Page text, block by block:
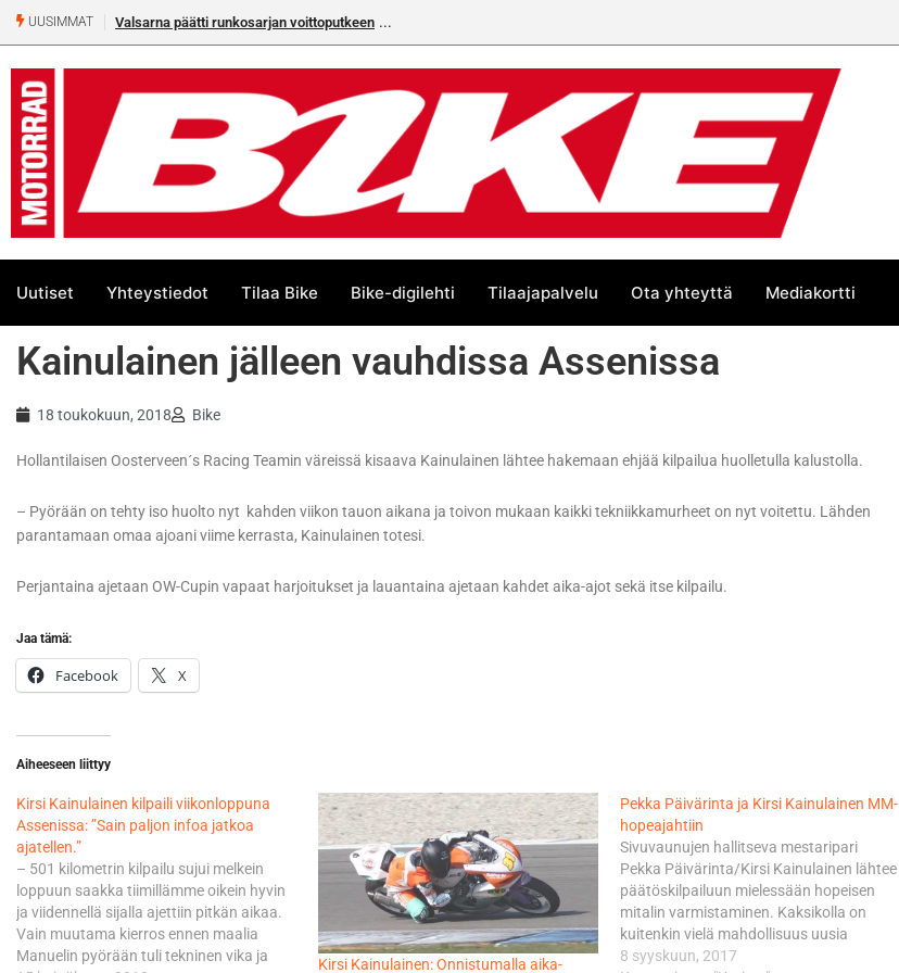
UUSIMMAT Valsarna päätti runkosarjan voittoputkeen
Uutiset Yhteystiedot Tilaa Bike Bike-digilehti Tilaajapalvelu Ota yhteyttä Mediakortti
Kainulainen jälleen vauhdissa Assenissa
18 toukokuun, 2018 Bike
Hollantilaisen Oosterveen´s Racing Teamin väreissä kisaava Kainulainen lähtee hakemaan ehjää kilpailua huolletulla kalustolla.
– Pyörään on tehty iso huolto nyt kahden viikon tauon aikana ja toivon mukaan kaikki tekniikkamurheet on nyt voitettu. Lähden
parantamaan omaa ajoani viime kerrasta, Kainulainen totesi.
Perjantaina ajetaan OW-Cupin vapaat harjoitukset ja lauantaina ajetaan kahdet aika-ajot sekä itse kilpailu.
Jaa tämä:
Facebook X
Aiheeseen liittyy
Kirsi Kainulainen kilpaili viikonloppuna
Assenissa: ”Sain paljon infoa jatkoa
ajatellen.”
– 501 kilometrin kilpailu sujui melkein
loppuun saakka tiimillämme oikein hyvin
ja viidennellä sijalla ajettiin pitkän aikaa.
Vain muutama kierros ennen maalia
Manuelin pyörään tuli tekninen vika ja
Kirsi Kainulainen: Onnistumalla aika-
​Pekka Päivärinta ja Kirsi Kainulainen MM-
hopeajahtiin
Sivuvaunujen hallitseva mestaripari
Pekka Päivärinta/Kirsi Kainulainen lähtee
päätöskilpailuun mielessään hopeisen
mitalin varmistaminen. Kaksikolla on
kuitenkin vielä mahdollisuus uusia
mestaruus, mutta se vaatisi Iso-
8 syyskuun, 2017